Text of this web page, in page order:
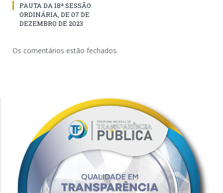
PAUTA DA 18ª SESSÃO
ORDINÁRIA, DE 07 DE
DEZEMBRO DE 2023
Os comentários estão fechados.